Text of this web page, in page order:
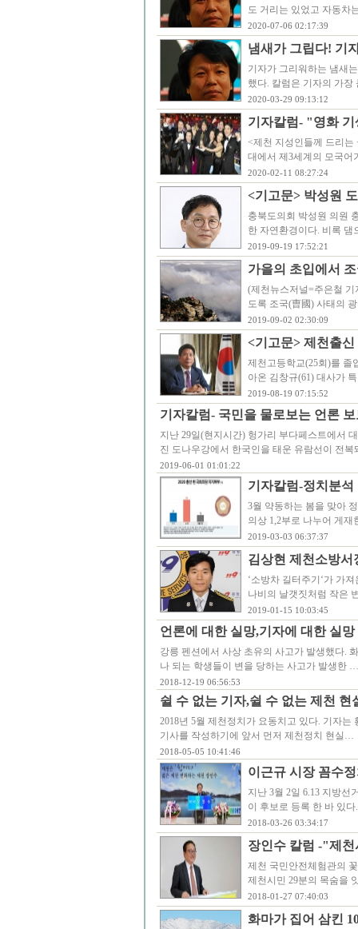
도 거리는 있었고 자동차
2020-07-06 02:17:39
냄새가 그립다! 기
기자가 그리워하는 냄새
했다. 칼럼은 기자의 가
2020-03-29 09:13:12
기자칼럼- "영화
<제천 지성인들께 드리는
대에서 제3세계의 모국
2020-02-11 08:27:24
<기고문> 박성원
충북도의회 박성원 의원
한 자연환경이다. 비록
2019-09-19 17:52:21
가을의 초입에서
(제천뉴스저널=주은철
도록 조국(曺國) 사태의
2019-09-02 02:30:09
<기고문> 제천출
제천고등학교(25회)를 졸
아온 김창규(61) 대사가
2019-08-19 07:15:52
기자칼럼- 국민을 물로보는 언론 보
지난 29일(현지시간) 헝가리 부다페스트에서
진 도나우강에서 한국인을 태운 유람선이 전
2019-06-01 01:01:22
기자칼럼-정치분
3월 약동하는 봄을 맞아
의상 1,2부로 나누어 게
2019-03-03 06:37:37
김상현 제천소방서
‘소방차 길터주기‘가 가
나비의 날갯짓처럼 작은
2019-01-15 10:03:45
언론에 대한 실망,기자에 대한 실망
강릉 펜션에서 사상 초유의 사고가 발생했다.
나 되는 학생들이 변을 당하는 사고가 발생한 …
2018-12-19 06:56:53
쉴 수 없는 기자,쉴 수 없는 제천 현
2018년 5월 제천정치가 요동치고 있다. 기자
기사를 작성하기에 앞서 먼저 제천정치 현실…
2018-05-05 10:41:46
이근규 시장 꼼수
지난 3월 2일 6.13 지방선
이 후보로 등록 한 바 있
2018-03-26 03:34:17
장인수 칼럼 -"제
제천 국민안전체험관의
제천시민 29분의 목숨을
2018-01-27 07:40:03
화마가 집어 삼킨